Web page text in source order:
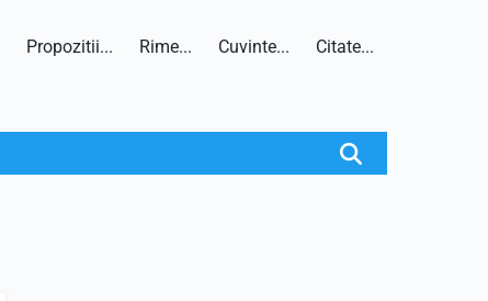
Propozitii... Rime... Cuvinte... Citate...